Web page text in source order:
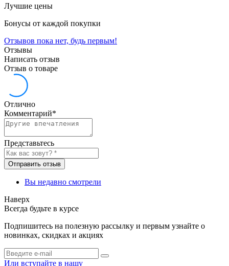
Лучшие цены
Бонусы от каждой покупки
Отзывов пока нет, будь первым!
Отзывы
Написать отзыв
Отзыв о товаре
Отлично
Комментарий*
Представьтесь
Отправить отзыв
Вы недавно смотрели
Наверх
Всегда будьте в курсе
Подпишитесь на полезную рассылку и первым узнайте о
новинках, скидках и акциях
Или вступайте в нашу